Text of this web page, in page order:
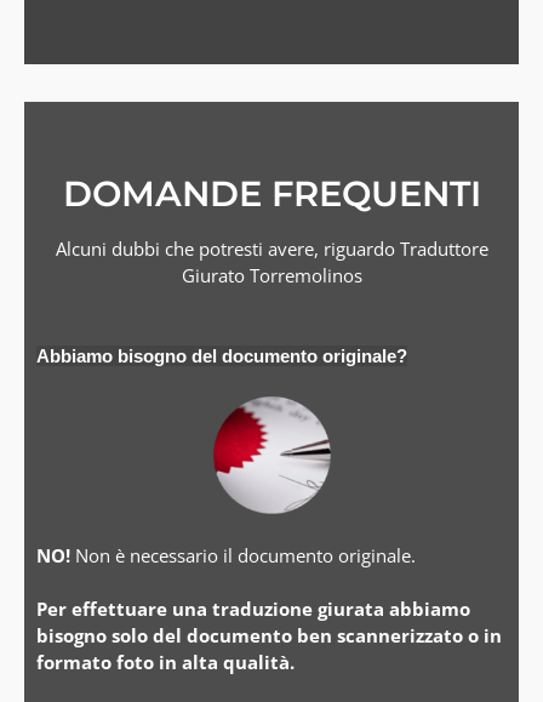
DOMANDE FREQUENTI
Alcuni dubbi che potresti avere, riguardo Traduttore
Giurato Torremolinos
Abbiamo bisogno del documento originale?
NO! Non è necessario il documento originale.
Per effettuare una traduzione giurata abbiamo
bisogno solo del documento ben scannerizzato o in
formato foto in alta qualità.